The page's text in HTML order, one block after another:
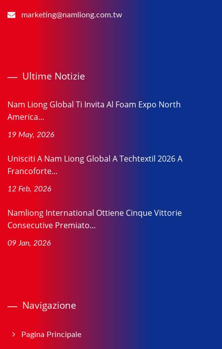
marketing@namliong.com.tw
Ultime Notizie
Nam Liong Global Ti Invita Al Foam Expo North
America...
19 May, 2026
Unisciti A Nam Liong Global A Techtextil 2026 A
Francoforte...
12 Feb, 2026
Namliong International Ottiene Cinque Vittorie
Consecutive Premiato...
09 Jan, 2026
Navigazione
Pagina Principale